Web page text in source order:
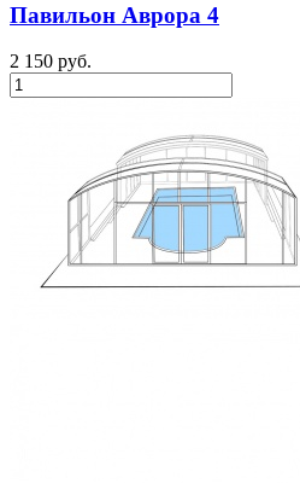
Павильон Аврора 4
2 150 руб.